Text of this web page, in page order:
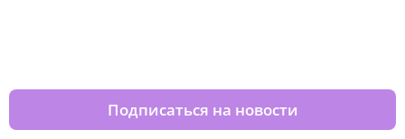
Подписаться на новости